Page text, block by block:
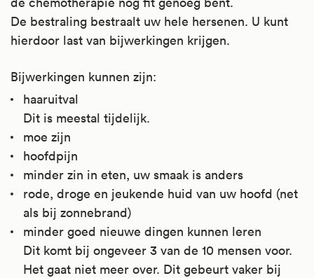
De bestraling bestraalt uw hele hersenen. U kunt
hierdoor last van bijwerkingen krijgen.
Bijwerkingen kunnen zijn:
haaruitval
Dit is meestal tijdelijk.
moe zijn
hoofdpijn
minder zin in eten, uw smaak is anders
rode, droge en jeukende huid van uw hoofd (net
als bij zonnebrand)
minder goed nieuwe dingen kunnen leren
Dit komt bij ongeveer 3 van de 10 mensen voor.
Het gaat niet meer over. Dit gebeurt vaker bij